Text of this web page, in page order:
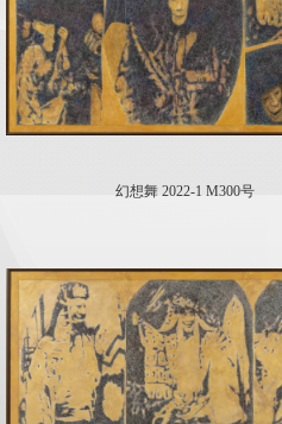
幻想舞 2022-1 M300号